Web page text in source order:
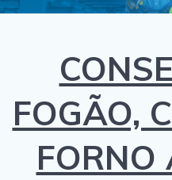
FOGÃO,
FORNO